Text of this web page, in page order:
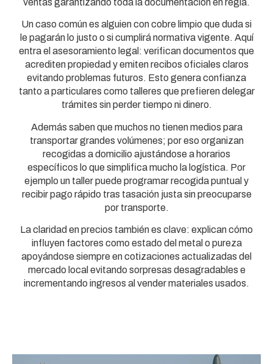
ventas garantizando toda la documentación en regla.
Un caso común es alguien con cobre limpio que duda si
le pagarán lo justo o si cumplirá normativa vigente. Aquí
entra el asesoramiento legal: verifican documentos que
acrediten propiedad y emiten recibos oficiales claros
evitando problemas futuros. Esto genera confianza
tanto a particulares como talleres que prefieren delegar
trámites sin perder tiempo ni dinero.
Además saben que muchos no tienen medios para
transportar grandes volúmenes; por eso organizan
recogidas a domicilio ajustándose a horarios
específicos lo que simplifica mucho la logística. Por
ejemplo un taller puede programar recogida puntual y
recibir pago rápido tras tasación justa sin preocuparse
por transporte.
La claridad en precios también es clave: explican cómo
influyen factores como estado del metal o pureza
apoyándose siempre en cotizaciones actualizadas del
mercado local evitando sorpresas desagradables e
incrementando ingresos al vender materiales usados.